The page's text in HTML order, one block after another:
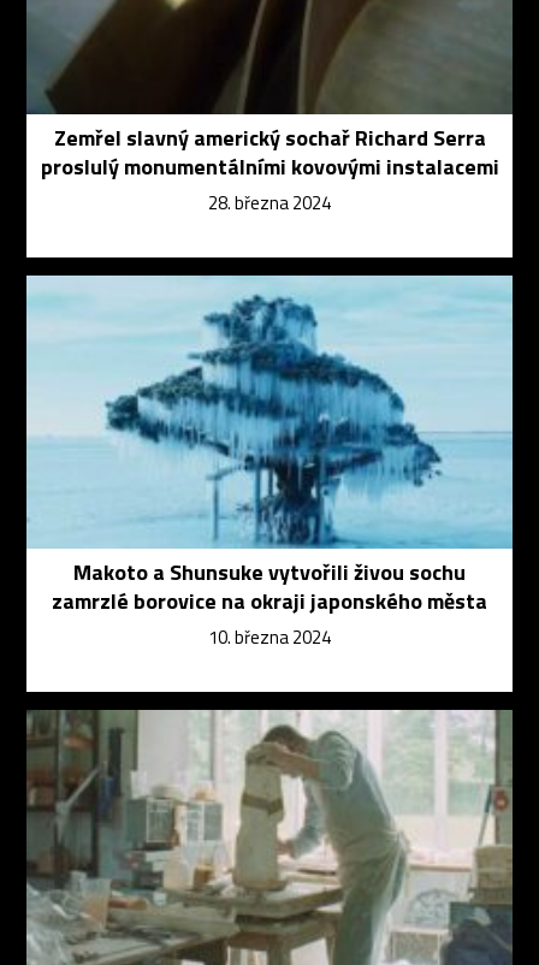
Zemřel slavný americký sochař Richard Serra
proslulý monumentálními kovovými instalacemi
28. března 2024
Makoto a Shunsuke vytvořili živou sochu
zamrzlé borovice na okraji japonského města
10. března 2024